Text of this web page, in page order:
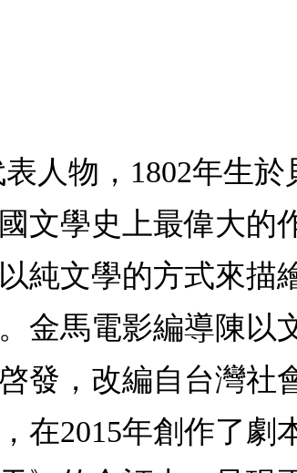
人物，1802年生
文學史上最偉大的
純文學的方式來描
金馬電影編導陳以
發，改編自台灣社
在2015年創作了劇